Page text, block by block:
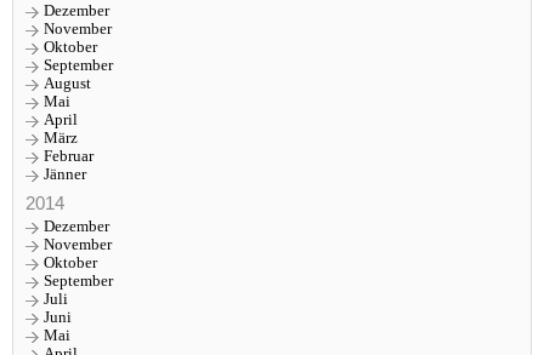
Dezember
November
Oktober
September
August
Mai
April
März
Februar
Jänner
2014
Dezember
November
Oktober
September
Juli
Juni
Mai